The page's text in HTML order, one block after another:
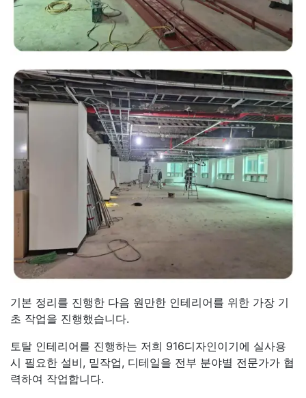
기본 정리를 진행한 다음 원만한 인테리어를 위한 가장 기
초 작업을 진행했습니다.
토탈 인테리어를 진행하는 저희 916디자인이기에 실사용
시 필요한 설비, 밑작업, 디테일을 전부 분야별 전문가가 협
력하여 작업합니다.